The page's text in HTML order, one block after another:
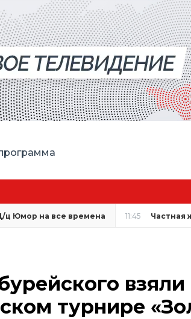
ц Юмор на все времена 11:45 Частная
взяли
турнире